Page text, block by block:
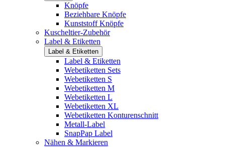
Knöpfe
Beziehbare Knöpfe
Kunststoff Knöpfe
Kuscheltier-Zubehör
Label & Etiketten
Label & Etiketten
Label & Etiketten
Webetiketten Sets
Webetiketten S
Webetiketten M
Webetiketten L
Webetiketten XL
Webetiketten Konturenschnitt
Metall-Label
SnapPap Label
Nähen & Markieren